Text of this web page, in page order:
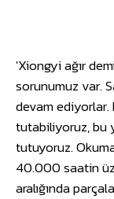
'Xiongyi ağır
sorunumuz var.
devam ediyorlar.
tutabiliyoruz, bu
tutuyoruz.
40.000 saatin
aralığında